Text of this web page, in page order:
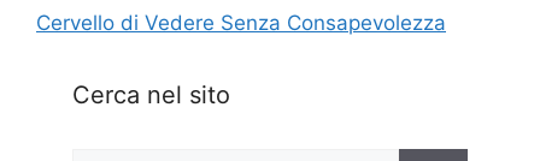
Cervello di Vedere Senza Consapevolezza
Cerca nel sito